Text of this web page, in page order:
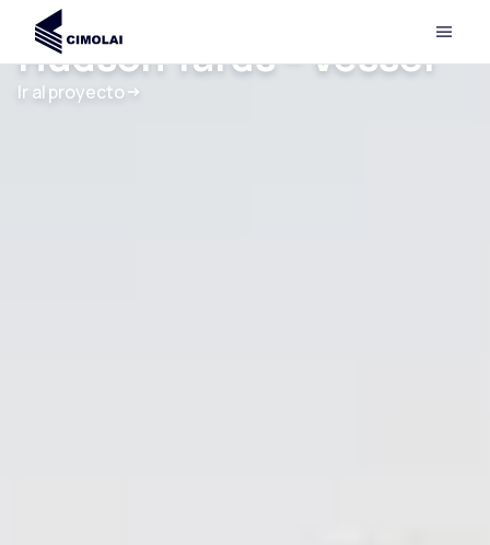
Hudson Yards – Vessel
Ir al proyecto